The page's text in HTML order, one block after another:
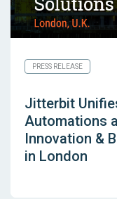
PRESS RELEASE
Jitterbit
Automations
Innovation &
in London